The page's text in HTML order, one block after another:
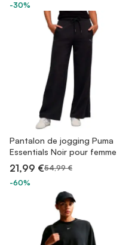
-30%
Pantalon de jogging Puma
Essentials Noir pour femme
21,99 €54,99 €
-60%